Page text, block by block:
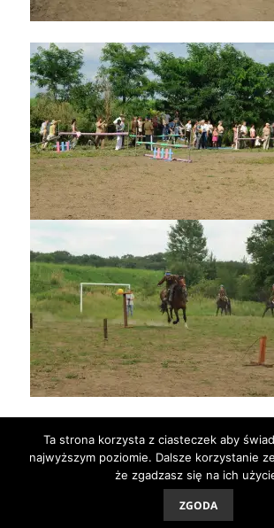
główną: https://
Ta strona korzysta z ciasteczek aby
najwyższym poziomie. Dalsze korzystanie
że zgadzasz się na ich
ZGODA